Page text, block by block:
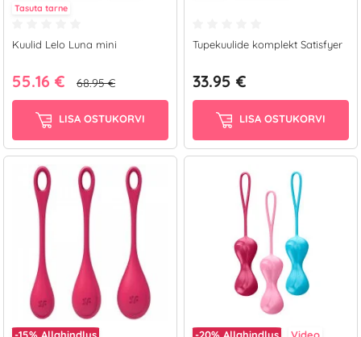
Tasuta tarne
Kuulid Lelo Luna mini
55.16 € 68.95 €
LISA OSTUKORVI
Tupekuulide komplekt Satisfyer
33.95 €
LISA OSTUKORVI